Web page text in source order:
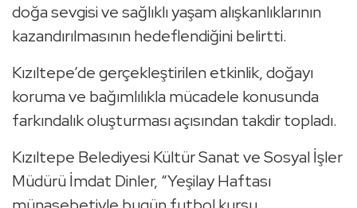
doğa sevgisi ve sağlıklı yaşam alışkanlıklarının
kazandırılmasının hedeflendiğini belirtti.
Kızıltepe’de gerçekleştirilen etkinlik, doğayı
koruma ve bağımlılıkla mücadele konusunda
farkındalık oluşturması açısından takdir topladı.
Kızıltepe Belediyesi Kültür Sanat ve Sosyal İşler
Müdürü İmdat Dinler, “Yeşilay Haftası